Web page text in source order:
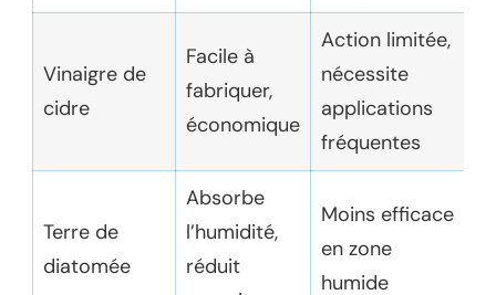
Vinaigre de
cidre
Facile à
fabriquer,
économique
Action limitée,
nécessite
applications
fréquentes
Terre de
diatomée
Absorbe
l’humidité,
réduit
Moins efficace
en zone
humide